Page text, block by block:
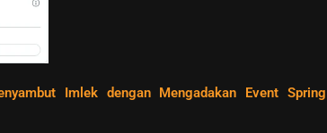
Imlek dengan Mengadakan Event Spring